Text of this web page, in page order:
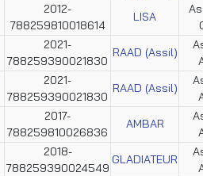
2012-
788259810018614
LISA
2021-
788259390021830
RAAD (Assil)
2021-
788259390021830
RAAD (Assil)
2017-
788259810026836
AMBAR
2018-
788259390024549
GLADIATEUR